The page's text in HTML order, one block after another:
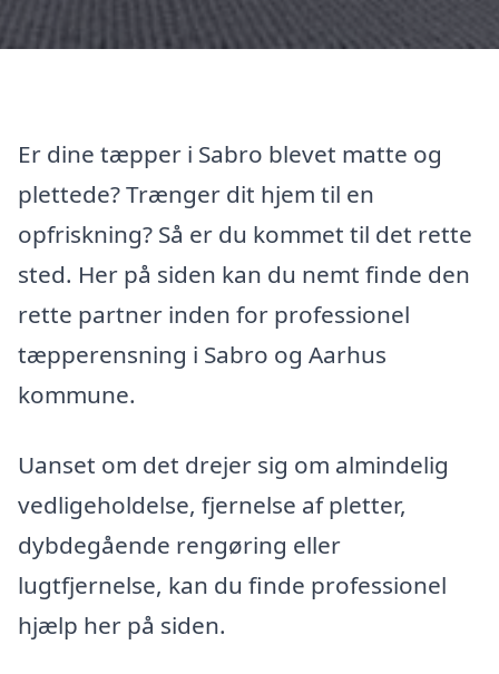
Er dine tæpper i Sabro blevet matte og
plettede? Trænger dit hjem til en
opfriskning? Så er du kommet til det rette
sted. Her på siden kan du nemt finde den
rette partner inden for professionel
tæpperensning i Sabro og Aarhus
kommune.
Uanset om det drejer sig om almindelig
vedligeholdelse, fjernelse af pletter,
dybdegående rengøring eller
lugtfjernelse, kan du finde professionel
hjælp her på siden.